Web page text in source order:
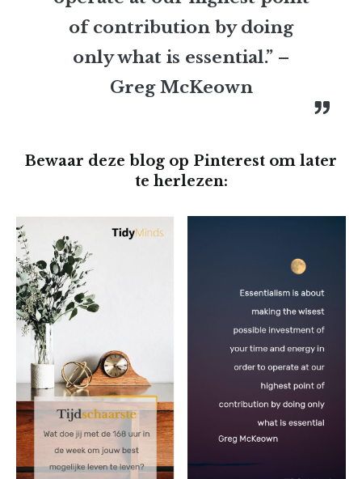
of contribution by doing
only what is essential.” –
Greg McKeown
Bewaar deze blog op Pinterest om later
te herlezen: